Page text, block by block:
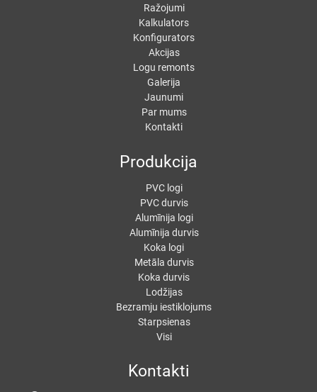
Ražojumi
Kalkulators
Konfigurators
Akcijas
Logu remonts
Galerija
Jaunumi
Par mums
Kontakti
Produkcija
PVC logi
PVC durvis
Alumīnija logi
Alumīnija durvis
Koka logi
Metāla durvis
Koka durvis
Lodžijas
Bezramju iestiklojums
Starpsienas
Visi
Kontakti